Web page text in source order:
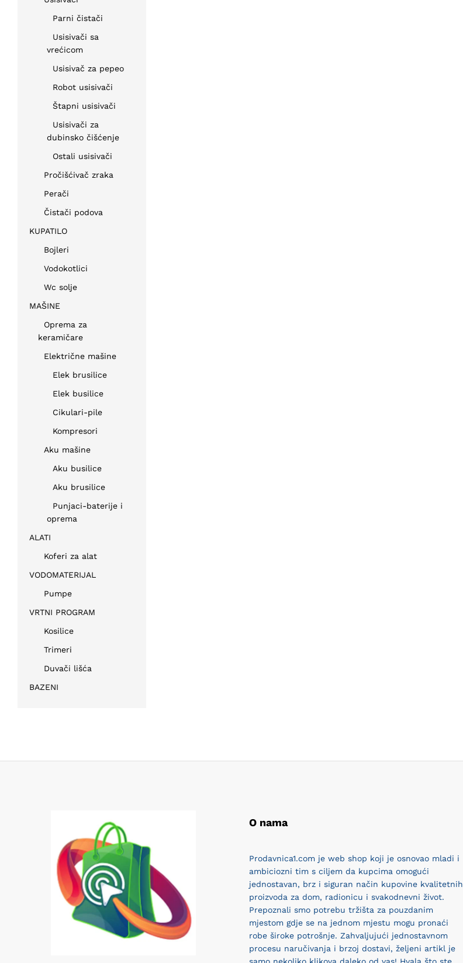
Parni čistači
Usisivači sa
vrećicom
Usisivač za pepeo
Robot usisivači
Štapni usisivači
Usisivači za
dubinsko čišćenje
Ostali usisivači
Pročišćivač zraka
Perači
Čistači podova
KUPATILO
Bojleri
Vodokotlici
Wc solje
MAŠINE
Oprema za
keramičare
Električne mašine
Elek brusilice
Elek busilice
Cikulari-pile
Kompresori
Aku mašine
Aku busilice
Aku brusilice
Punjaci-baterije i
oprema
ALATI
Koferi za alat
VODOMATERIJAL
Pumpe
VRTNI PROGRAM
Kosilice
Trimeri
Duvači lišća
BAZENI
O nama
Prodavnica1.com je web shop koji je osnovao mladi i
ambiciozni tim s ciljem da kupcima omogući
jednostavan, brz i siguran način kupovine kvalitetnih
proizvoda za dom, radionicu i svakodnevni život.
Prepoznali smo potrebu tržišta za pouzdanim
mjestom gdje se na jednom mjestu mogu pronaći
robe široke potrošnje. Zahvaljujući jednostavnom
procesu naručivanja i brzoj dostavi, željeni artikl je